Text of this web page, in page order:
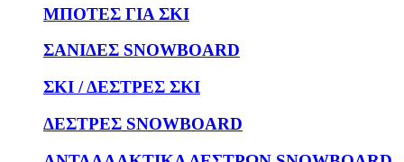
ΜΠΟΤΕΣ ΓΙΑ ΣΚΙ
ΣΑΝΙΔΕΣ SNOWBOARD
ΣΚΙ / ΔΕΣΤΡΕΣ ΣΚΙ
ΔΕΣΤΡΕΣ SNOWBOARD